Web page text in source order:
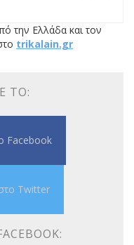
την Ελλάδα και τον
trikalain.gr
ΤΟ:
Facebook
Twitter